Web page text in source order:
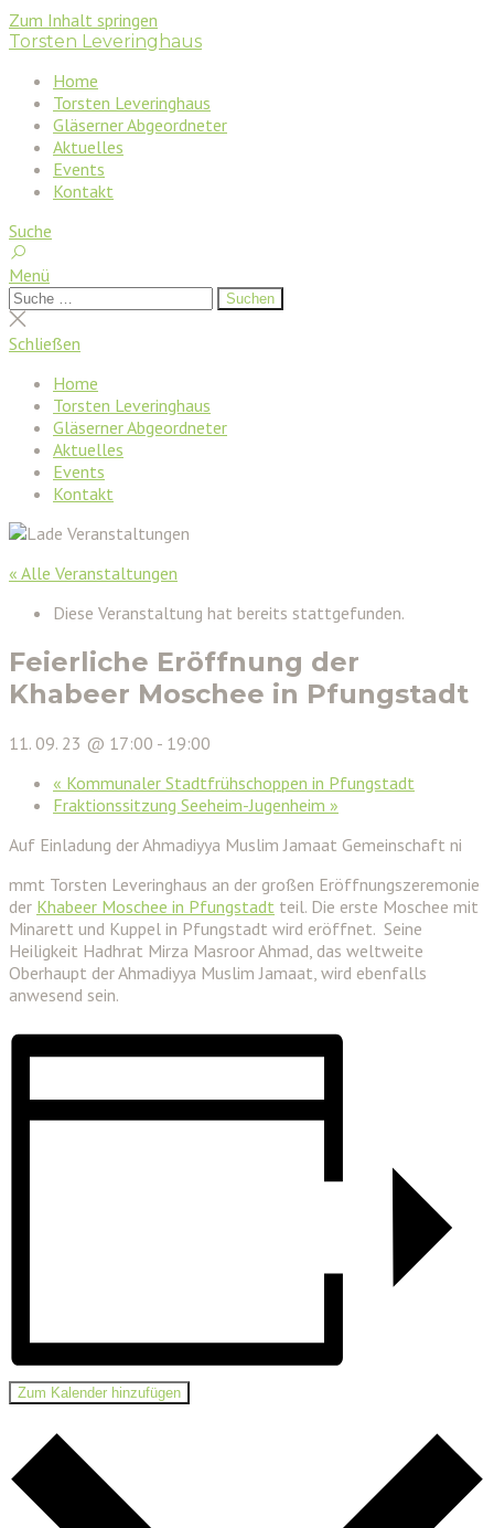
Zum Inhalt springen
Torsten Leveringhaus
Home
Torsten Leveringhaus
Gläserner Abgeordneter
Aktuelles
Events
Kontakt
Suche
Menü
Suchen
nach:
Suchen
Suche
schließen
Schließen
Home
Torsten Leveringhaus
Gläserner Abgeordneter
Aktuelles
Events
Kontakt
« Alle Veranstaltungen
Diese Veranstaltung hat bereits stattgefunden.
Feierliche Eröffnung der
Khabeer Moschee in Pfungstadt
11. 09. 23 @ 17:00 - 19:00
« Kommunaler Stadtfrühschoppen in Pfungstadt
Fraktionssitzung Seeheim-Jugenheim »
Auf Einladung der Ahmadiyya Muslim Jamaat Gemeinschaft ni
mmt Torsten Leveringhaus an der großen Eröffnungszeremonie
der Khabeer Moschee in Pfungstadt teil. Die erste Moschee mit
Minarett und Kuppel in Pfungstadt wird eröffnet. Seine
Heiligkeit Hadhrat Mirza Masroor Ahmad, das weltweite
Oberhaupt der Ahmadiyya Muslim Jamaat, wird ebenfalls
anwesend sein.
Zum Kalender hinzufügen